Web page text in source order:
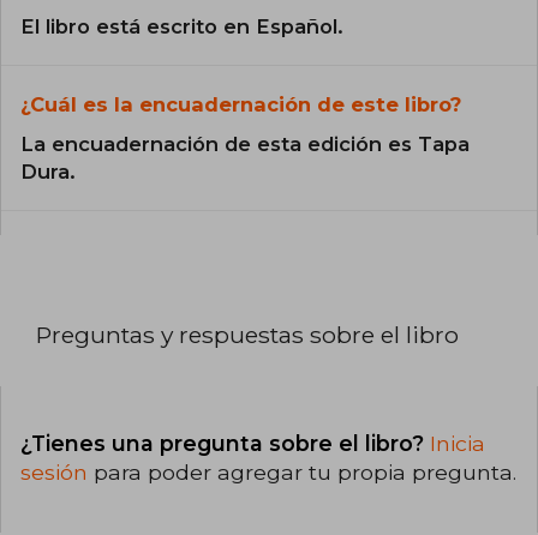
El libro está escrito en Español.
¿Cuál es la encuadernación de este libro?
La encuadernación de esta edición es Tapa
Dura.
Preguntas y respuestas sobre el libro
¿Tienes una pregunta sobre el libro? Inicia
sesión para poder agregar tu propia pregunta.